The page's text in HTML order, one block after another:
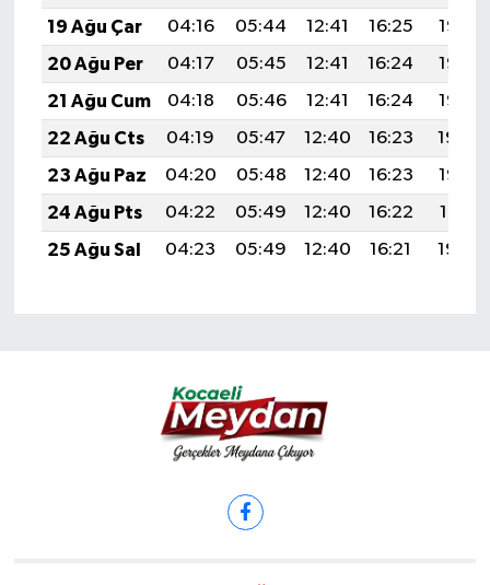
19 Ağu Çar
04:16 05:44 12:41 16:25
19:28
20 Ağu Per
04:17 05:45 12:41 16:24
19:27
21 Ağu Cum
04:18 05:46 12:41 16:24
19:25
22 Ağu Cts
04:19 05:47 12:40 16:23
19:24
23 Ağu Paz
04:20 05:48 12:40 16:23
19:22
24 Ağu Pts
04:22 05:49 12:40 16:22
19:21
25 Ağu Sal
04:23 05:49 12:40 16:21 19:20